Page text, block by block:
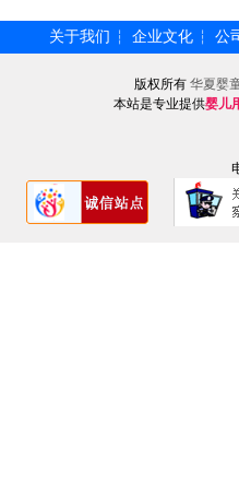
关于我们 ┆ 企业文化 ┆ 公
版权所有华夏婴
本站是专业提供婴儿